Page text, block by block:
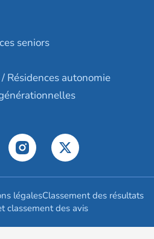
seniors
Résidences autonomie
légalesClassement des résultats
classement des avis